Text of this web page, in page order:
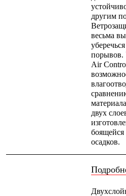
ЗА ПОЛЯРНЫМ КРУГОМдругим
весьма
порывов.
Air
двух
боящейся
осадков.